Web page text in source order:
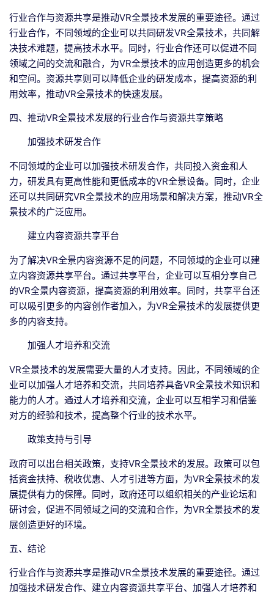
行业合作与资源共享是推动VR全景技术发展的重要途径。通过
行业合作，不同领域的企业可以共同研发VR全景技术，共同解
决技术难题，提高技术水平。同时，行业合作还可以促进不同
领域之间的交流和融合，为VR全景技术的应用创造更多的机会
和空间。资源共享则可以降低企业的研发成本，提高资源的利
用效率，推动VR全景技术的快速发展。
四、推动VR全景技术发展的行业合作与资源共享策略
加强技术研发合作
不同领域的企业可以加强技术研发合作，共同投入资金和人
力，研发具有更高性能和更低成本的VR全景设备。同时，企业
还可以共同研究VR全景技术的应用场景和解决方案，推动VR全
景技术的广泛应用。
建立内容资源共享平台
为了解决VR全景内容资源不足的问题，不同领域的企业可以建
立内容资源共享平台。通过共享平台，企业可以互相分享自己
的VR全景内容资源，提高资源的利用效率。同时，共享平台还
可以吸引更多的内容创作者加入，为VR全景技术的发展提供更
多的内容支持。
加强人才培养和交流
VR全景技术的发展需要大量的人才支持。因此，不同领域的企
业可以加强人才培养和交流，共同培养具备VR全景技术知识和
能力的人才。通过人才培养和交流，企业可以互相学习和借鉴
对方的经验和技术，提高整个行业的技术水平。
政策支持与引导
政府可以出台相关政策，支持VR全景技术的发展。政策可以包
括资金扶持、税收优惠、人才引进等方面，为VR全景技术的发
展提供有力的保障。同时，政府还可以组织相关的产业论坛和
研讨会，促进不同领域之间的交流和合作，为VR全景技术的发
展创造更好的环境。
五、结论
行业合作与资源共享是推动VR全景技术发展的重要途径。通过
加强技术研发合作、建立内容资源共享平台、加强人才培养和